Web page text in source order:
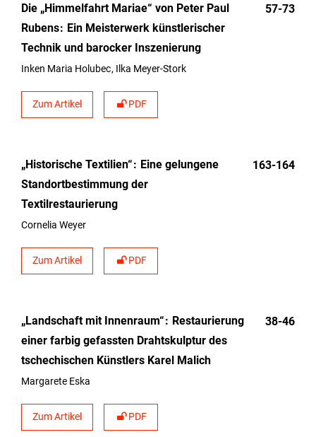
Die „Himmelfahrt Mariae“ von Peter Paul
Rubens Ein Meisterwerk künstlerischer
Technik und barocker Inszenierung
Inken Maria Holubec Ilka Meyer-Stork
Zum Artikel PDF
57-73
„Historische Textilien“ Eine gelungene
Standortbestimmung der
Textilrestaurierung
Cornelia Weyer
Zum Artikel PDF
163-164
„Landschaft mit Innenraum“ Restaurierung
einer farbig gefassten Drahtskulptur des
tschechischen Künstlers Karel Malich
Margarete Eska
Zum Artikel PDF
38-46